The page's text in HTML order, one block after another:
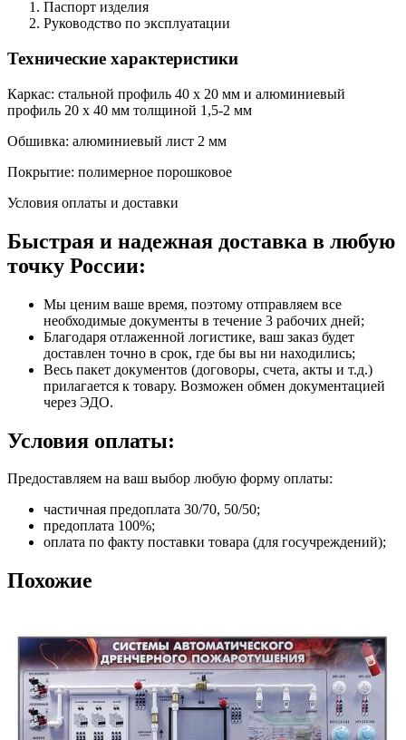
Паспорт изделия
Руководство по эксплуатации
Технические характеристики
Каркас: стальной профиль 40 х 20 мм и алюминиевый
профиль 20 х 40 мм толщиной 1,5-2 мм
Обшивка: алюминиевый лист 2 мм
Покрытие: полимерное порошковое
Условия оплаты и доставки
Быстрая и надежная доставка в любую
точку России:
Мы ценим ваше время, поэтому отправляем все
необходимые документы в течение 3 рабочих дней;
Благодаря отлаженной логистике, ваш заказ будет
доставлен точно в срок, где бы вы ни находились;
Весь пакет документов (договоры, счета, акты и т.д.)
прилагается к товару. Возможен обмен документацией
через ЭДО.
Условия оплаты:
Предоставляем на ваш выбор любую форму оплаты:
частичная предоплата 30/70, 50/50;
предоплата 100%;
оплата по факту поставки товара (для госучреждений);
Похожие